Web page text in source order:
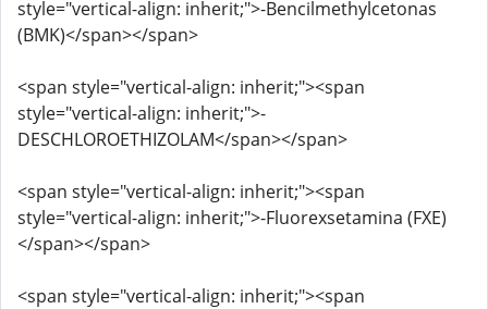
style="vertical-align: inherit;">-Bencilmethylcetonas
(BMK)</span></span>
<span style="vertical-align: inherit;"><span
style="vertical-align: inherit;">-
DESCHLOROETHIZOLAM</span></span>
<span style="vertical-align: inherit;"><span
style="vertical-align: inherit;">-Fluorexsetamina (FXE)
</span></span>
<span style="vertical-align: inherit;"><span